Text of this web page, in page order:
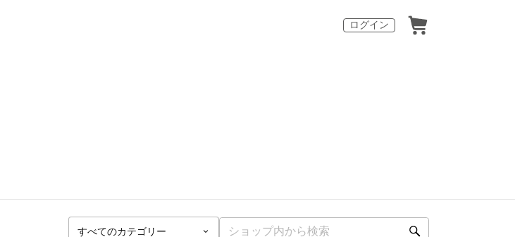
ログイン